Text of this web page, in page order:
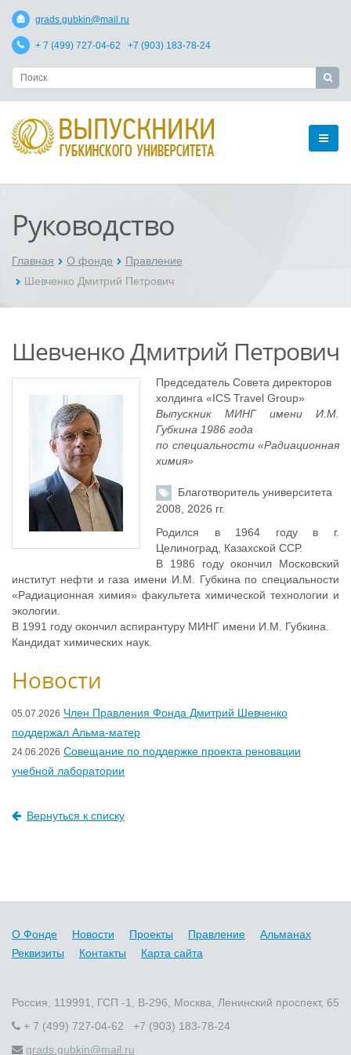
grads.gubkin@mail.ru
+ 7 (499) 727-04-62 +7 (903) 183-78-24
Руководство
Главная О фонде
Правление
Шевченко Дмитрий Петрович
Шевченко Дмитрий Петрович
Председатель Совета директоров
холдинга «ICS Travel Group»
Выпускник МИНГ имени И.М.
Губкина 1986 года
по специальности «Радиационная
химия»
Благотворитель университета
2008, 2026 гг.
Родился в 1964 году в г.
Целиноград, Казахской ССР.
В 1986 году окончил Московский
институт нефти и газа имени И.М. Губкина по специальности
«Радиационная химия» факультета химической технологии и
экологии.
В 1991 году окончил аспирантуру МИНГ имени И.М. Губкина.
Кандидат химических наук.
Новости
05.07.2026 Член Правления Фонда Дмитрий Шевченко
поддержал Альма-матер
24.06.2026 Совещание по поддержке проекта реновации
учебной лаборатории
Вернуться к списку
О Фонде Новости Проекты Правление
Альманах
Реквизиты
Контакты Карта сайта
Россия, 119991, ГСП -1, В-296, Москва, Ленинский проспект, 65
+ 7 (499) 727-04-62 +7 (903) 183-78-24
grads.gubkin@mail.ru